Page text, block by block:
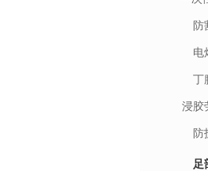
防
电
丁
浸胶
防
足